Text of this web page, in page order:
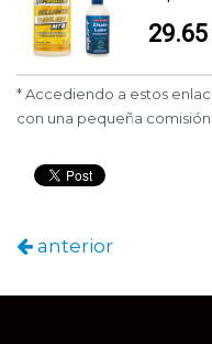
29.65
* Accediendo a estos
con una pequeña comisión
anterior